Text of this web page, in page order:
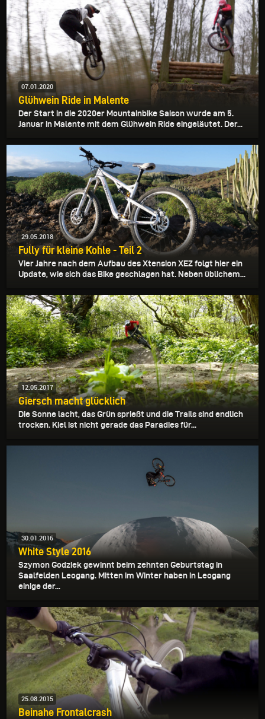
07.01.2020
Glühwein Ride in Malente
Der Start in die 2020er Mountainbike Saison wurde am 5.
Januar in Malente mit dem Glühwein Ride eingeläutet. Der...
29.05.2018
Fully für kleine Kohle - Teil 2
Vier Jahre nach dem Aufbau des Xtension XEZ folgt hier ein
Update, wie sich das Bike geschlagen hat. Neben üblichem...
12.05.2017
Giersch macht glücklich
Die Sonne lacht, das Grün sprießt und die Trails sind endlich
trocken. Kiel ist nicht gerade das Paradies für...
30.01.2016
White Style 2016
Szymon Godziek gewinnt beim zehnten Geburtstag in
Saalfelden Leogang. Mitten im Winter haben in Leogang
einige der...
25.08.2015
Beinahe Frontalcrash